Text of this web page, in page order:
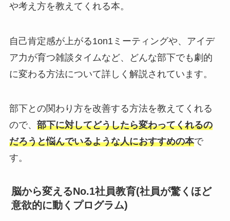
や考え方を教えてくれる本。
自己肯定感が上がる1on1ミーティングや、アイデ
ア力が育つ雑談タイムなど、どんな部下でも劇的
に変わる方法について詳しく解説されています。
部下との関わり方を改善する方法を教えてくれる
ので、 部下に対してどうしたら変わってくれるの
だろうと悩んでいるような人におすすめの本で
す。
脳から変えるNo.1社員教育(社員が驚くほど
意欲的に動くプログラム)